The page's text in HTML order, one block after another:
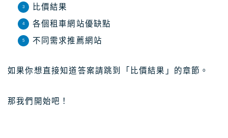
比價結果
各個租車網站優缺點
不同需求推薦網站
如果你想直接知道答案請跳到「比價結果」的章節。
那我們開始吧！